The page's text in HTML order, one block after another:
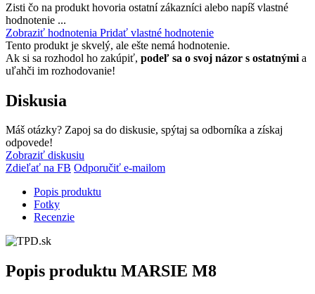
Zisti čo na produkt hovoria ostatní zákazníci alebo napíš vlastné
hodnotenie ...
Zobraziť hodnotenia Pridať vlastné hodnotenie
Tento produkt je skvelý, ale ešte nemá hodnotenie.
Ak si sa rozhodol ho zakúpiť, podeľ sa o svoj názor s ostatnými a
uľahči im rozhodovanie!
Diskusia
Máš otázky? Zapoj sa do diskusie, spýtaj sa odborníka a získaj
odpovede!
Zobraziť diskusiu
Zdieľať na FB Odporučiť e-mailom
Popis produktu
Fotky
Recenzie
Popis produktu MARSIE M8